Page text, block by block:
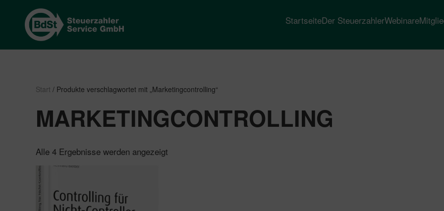
StartseiteDer SteuerzahlerWebinare
Start / Produkte verschlagwortet mit „Marketingcontrolling“
MARKETINGCONTROLLING
Alle 4 Ergebnisse werden angezeigt